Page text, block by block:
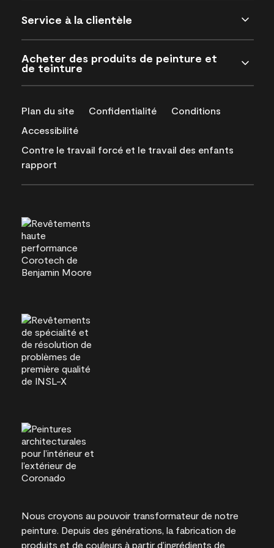
Service à la clientèle
Acheter des produits de peinture et
de teinture
Plan du site Confidentialité
Conditions
Accessibilité
Contre le travail forcé et le travail des enfants
rapport
Nous croyons au pouvoir transformateur de notre
peinture. Depuis des générations, la fabrication de
produits et de couleurs à partir d’ingrédients de